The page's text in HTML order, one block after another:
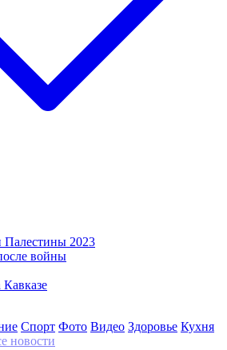
Палестины 2023
войны
Кавказе
Спорт Фото Видео Здоровье Кухня
новости